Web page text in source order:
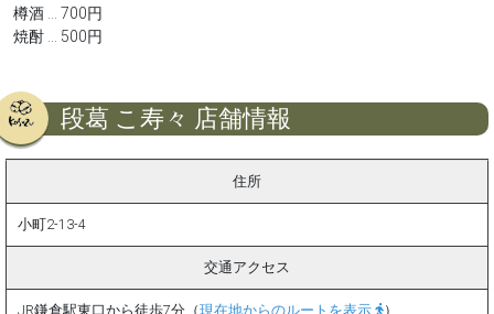
樽酒 … 700円
焼酎 … 500円
段葛 こ寿々 店舗情報
住所
小町2-13-4
交通アクセス
JR鎌倉駅東口から徒歩7分（現在地からのルートを表示 ）